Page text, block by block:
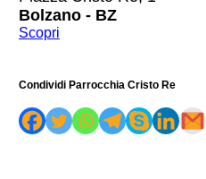
Bolzano - BZ
Scopri
Condividi Parrocchia Cristo Re